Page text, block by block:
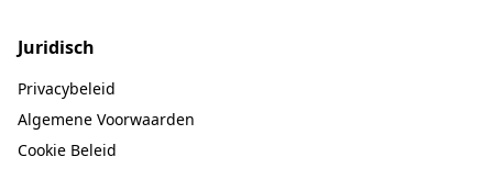
Juridisch
Privacybeleid
Algemene Voorwaarden
Cookie Beleid